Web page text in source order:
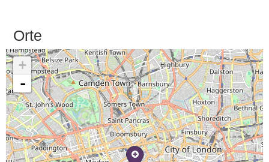
Orte
+
-